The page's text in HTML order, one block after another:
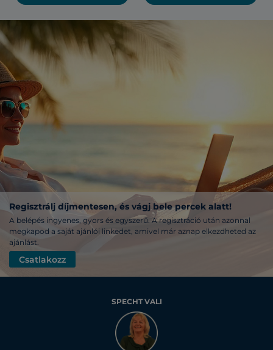
Regisztrálj díjmentesen, és vágj bele percek alatt!
A belépés ingyenes, gyors és egyszerű. A regisztráció után azonnal
megkapod a saját ajánlói linkedet, amivel már aznap elkezdheted az
ajánlást.
Csatlakozz
SPECHT VALI